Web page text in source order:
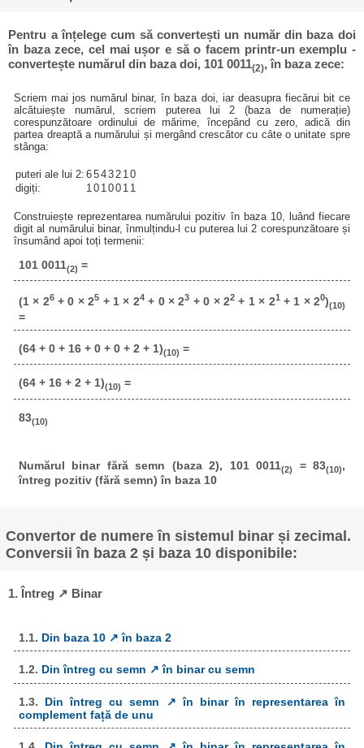
Pentru a înțelege cum să convertești un număr din baza doi
în baza zece, cel mai ușor e să o facem printr-un exemplu -
convertește numărul din baza doi, 101 0011(2), în baza zece:
Scriem mai jos numărul binar, în baza doi, iar deasupra fiecărui bit ce
alcătuiește numărul, scriem puterea lui 2 (baza de numerație)
corespunzătoare ordinului de mărime, începând cu zero, adică din
partea dreaptă a numărului și mergând crescător cu câte o unitate spre
stânga:
puteri ale lui 2: 65432 10
digiți:
10 100 1 1
Construiește reprezentarea numărului pozitiv în baza 10, luând fiecare
digit al numărului binar, înmulțindu-l cu puterea lui 2 corespunzătoare și
însumând apoi toți termenii:
101 0011(2) =
(1 × 26+ 0 × 25 + 1 × 24+ 0 × 23 + 0 × 22 + 1 × 21+ 1 × 20)(10)
=
(64 + 0 + 16 + 0 + 0 + 2 + 1)(10) =
(64 + 16 + 2 + 1)(10) =
83(10)
Numărul binar fără semn (baza 2), 101 0011(2) = 83(10),
întreg pozitiv (fără semn) în baza 10
Convertor de numere în sistemul binar și zecimal.
Conversii în baza 2 și baza 10 disponibile:
1. Întreg ↗ Binar
1.1. Din baza 10 ↗ în baza 2
1.2. Din întreg cu semn ↗ în binar cu semn
1.3. Din întreg cu semn ↗ în binar în representarea în
complement față de unu